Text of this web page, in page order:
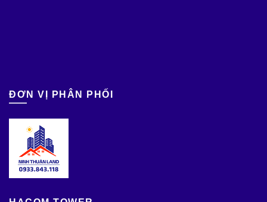
ĐƠN VỊ PHÂN PHỐI